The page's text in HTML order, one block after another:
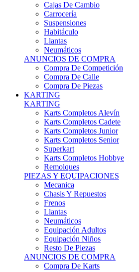
Suspensiones
Habitáculo
Llantas
Neumáticos
ANUNCIOS DE COMPRA
Compra De Competición
Compra De Calle
Compra De Piezas
KARTING
KARTING
Karts Completos Alevín
Karts Completos Cadete
Karts Completos Junior
Karts Completos Senior
Superkart
Karts Completos Hobbye
Remolques
PIEZAS Y EQUIPACIONES
Mecanica
Chasis Y Repuestos
Frenos
Llantas
Neumáticos
Equipación Adultos
Equipación Niños
Resto De Piezas
ANUNCIOS DE COMPRA
Compra De Karts
Compra De Piezas